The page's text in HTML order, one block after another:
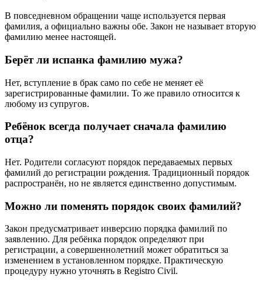
В повседневном обращении чаще используется первая
фамилия, а официально важны обе. Закон не называет вторую
фамилию менее настоящей.
Берёт ли испанка фамилию мужа?
Нет, вступление в брак само по себе не меняет её
зарегистрированные фамилии. То же правило относится к
любому из супругов.
Ребёнок всегда получает сначала фамилию
отца?
Нет. Родители согласуют порядок передаваемых первых
фамилий до регистрации рождения. Традиционный порядок
распространён, но не является единственно допустимым.
Можно ли поменять порядок своих фамилий?
Закон предусматривает инверсию порядка фамилий по
заявлению. Для ребёнка порядок определяют при
регистрации, а совершеннолетний может обратиться за
изменением в установленном порядке. Практическую
процедуру нужно уточнять в Registro Civil.